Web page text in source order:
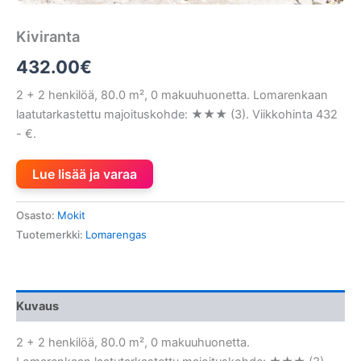
Kiviranta
432.00€
2 + 2 henkilöä, 80.0 m², 0 makuuhuonetta. Lomarenkaan
laatutarkastettu majoituskohde: ★★★ (3). Viikkohinta 432
- €.
Lue lisää ja varaa
Osasto: Mokit
Tuotemerkki: Lomarengas
Kuvaus
2 + 2 henkilöä, 80.0 m², 0 makuuhuonetta.